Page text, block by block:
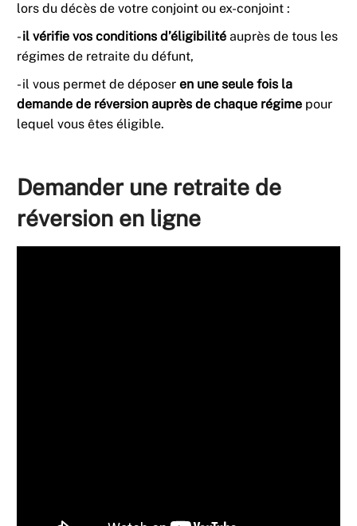
lors du décès de votre conjoint ou ex-conjoint :
-il vérifie vos conditions d’éligibilité auprès de tous les
régimes de retraite du défunt,
- il vous permet de déposer en une seule fois la
demande de réversion auprès de chaque régime pour
lequel vous êtes éligible.
Demander une retraite de
réversion en ligne